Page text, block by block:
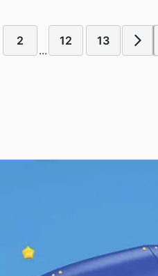
2
...
12 13